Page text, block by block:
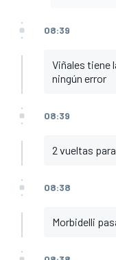
08:39
Viñales tiene
ningún error
08:39
2 vueltas
08:38
Morbidelli